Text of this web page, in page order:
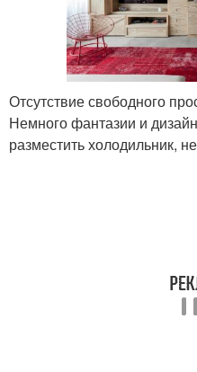
Отсутствие свободного
Немного фантазии и
разместить холодильник,